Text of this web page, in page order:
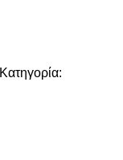
Κατηγορία: